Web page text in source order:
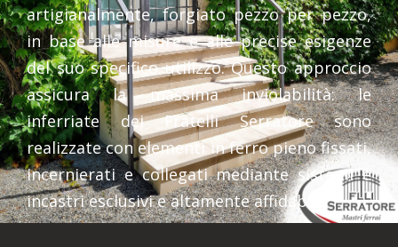
artigianalmente, forgiato pezzo per pezzo,
in base alle misure e alle precise esigenze
del suo specifico utilizzo. Questo approccio
assicura la massima inviolabilità: le
inferriate dei Fratelli Serratore sono
realizzate con elementi in ferro pieno fissati,
incernierati e collegati mediante sistemi e
incastri esclusivi e altamente affidabili.